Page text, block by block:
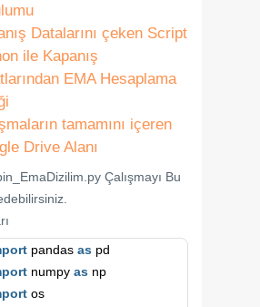
Datalarını çeken Script
ile Kapanış
EMA Hesaplama
tamamını içeren
Drive Alanı
Çalışmayı Bu
pandas as pd
numpy as np
os